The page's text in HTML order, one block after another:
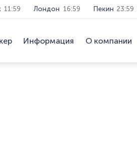
11:59 Лондон 16:59 Пекин 23:59
Информация О компании